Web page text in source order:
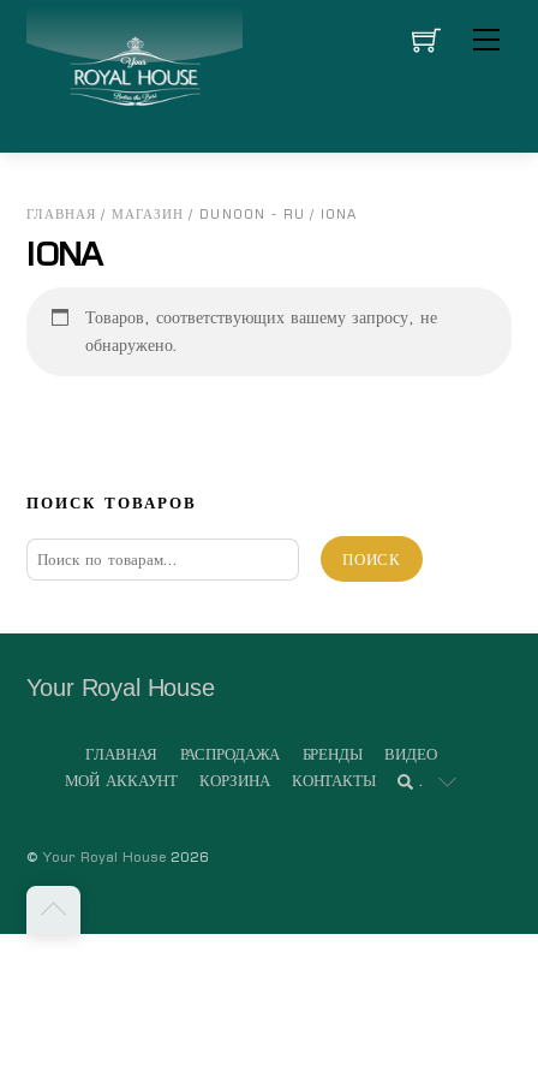
ГЛАВНАЯ/ МАГАЗИН / DUNOON - RU / IONA
IONA
Товаров, соответствующих вашему запросу, не
обнаружено.
ПОИСК ТОВАРОВ
Искать:
ПОИСК
Your Royal House
ГЛАВНАЯ РАСПРОДАЖА БРЕНДЫ
ВИДЕО
МОЙ АККАУНТ
КОРЗИНА КОНТАКТЫ .
Back
©Your Royal House 2026